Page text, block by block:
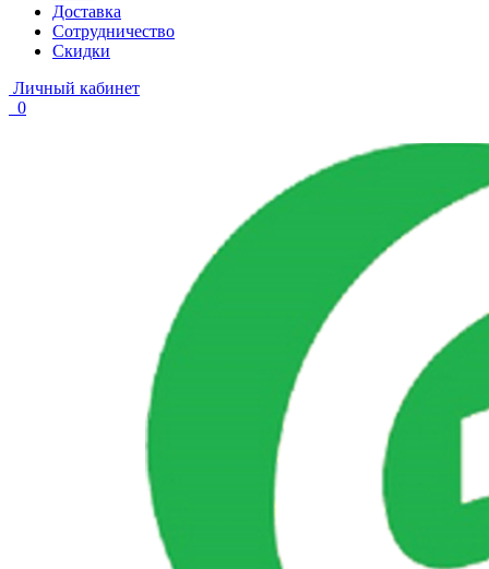
Доставка
Сотрудничество
Скидки
Личный кабинет
0